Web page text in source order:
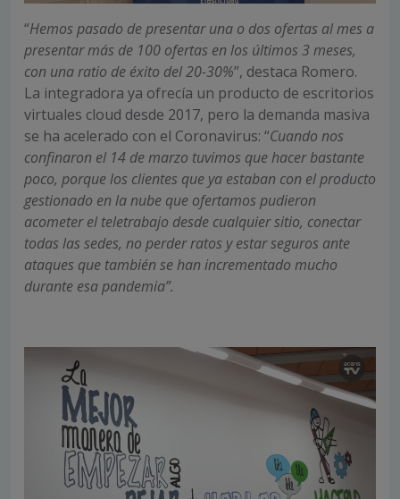
“Hemos pasado de presentar una o dos ofertas al mes a
presentar más de 100 ofertas en los últimos 3 meses,
con una ratio de éxito del 20-30%”, destaca Romero.
La integradora ya ofrecía un producto de escritorios
virtuales cloud desde 2017, pero la demanda masiva
se ha acelerado con el Coronavirus: “Cuando nos
confinaron el 14 de marzo tuvimos que hacer bastante
poco, porque los clientes que ya estaban con el producto
gestionado en la nube que ofertamos pudieron
acometer el teletrabajo desde cualquier sitio, conectar
todas las sedes, no perder ratos y estar seguros ante
ataques que también se han incrementado mucho
durante esa pandemia”.